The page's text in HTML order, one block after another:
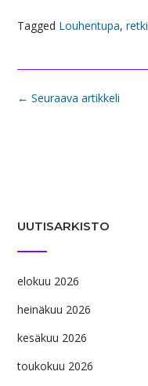
Tagged Louhentupa, retki
Post
← Seuraava artikkeli
UUTISARKISTO
elokuu 2026
heinäkuu 2026
kesäkuu 2026
toukokuu 2026